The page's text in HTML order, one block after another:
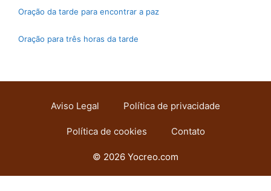
Oração da tarde para encontrar a paz
Oração para três horas da tarde
Aviso Legal Política de privacidade
Política de cookies Contato
© 2026 Yocreo.com